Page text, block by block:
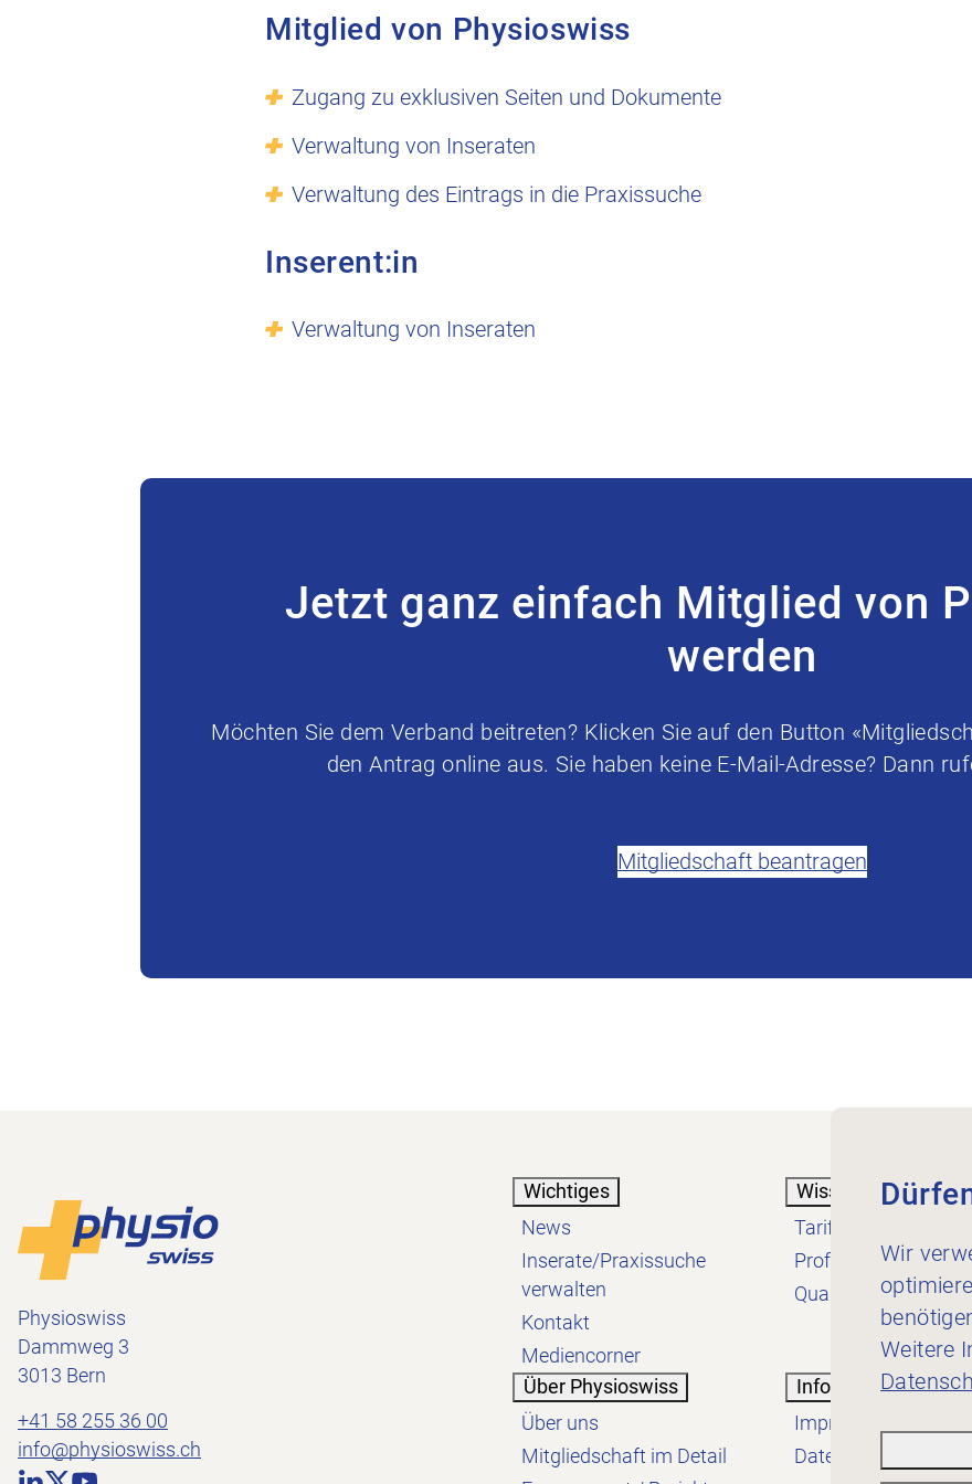
Mitglied von Physioswiss
Zugang zu exklusiven Seiten und Dokumente
Verwaltung von Inseraten
Verwaltung des Eintrags in die Praxissuche
Inserent:in
Verwaltung von Inseraten
Jetzt ganz einfach Mitglied von
werden
Möchten Sie dem Verband beitreten? Klicken Sie auf den Button
den Antrag online aus. Sie haben keine E-Mail-Adresse? Dann
Mitgliedschaft beantragen
Footer
Physioswiss
Dammweg 3
3013 Bern
+41 58 255 36 00
info@physioswiss.ch
Wichtiges
News
Inserate/Praxissuche
verwalten
Kontakt
Mediencorner
Wissen
Tarif
Profession
Qualität
Über Physioswiss
Über uns
Mitgliedschaft im Detail
Informatives
Impressum
Wir
Weitere